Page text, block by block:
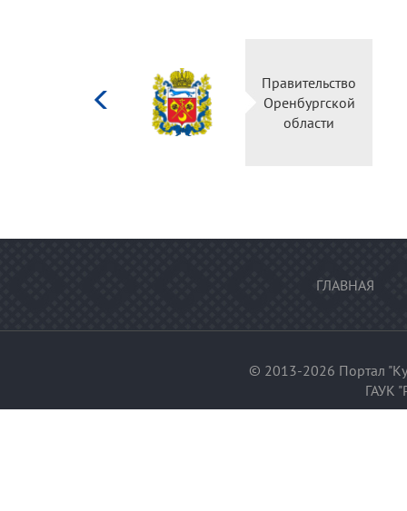
культуры
Российской
Правительство
Оренбургской
области
ГЛАВНАЯ
© 2013-2026 Портал
ГАУК